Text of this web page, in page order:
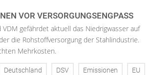
VOR VERSORGUNGSENGPASS
VDM gefährdet aktuell das Niedrigwasser auf
die Rohstoffversorgung der Stahlindustrie.
Mehrkosten.
Deutschland DSV Emissionen EU